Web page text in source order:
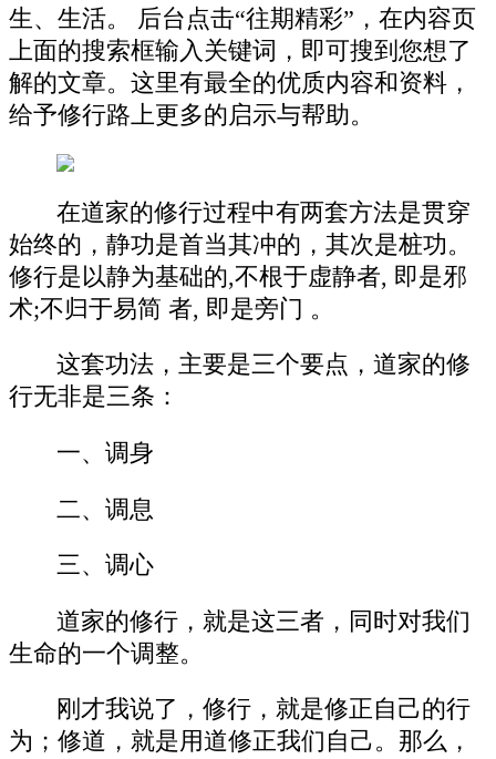
生、生活。 后台点击“往期精彩”，在内容页
上面的搜索框输入关键词，即可搜到您想了
解的文章。这里有最全的优质内容和资料，
给予修行路上更多的启示与帮助。
在道家的修行过程中有两套方法是贯穿
始终的，静功是首当其冲的，其次是桩功。
修行是以静为基础的,不根于虚静者, 即是邪
术;不归于易简 者, 即是旁门 。
这套功法，主要是三个要点，道家的修
行无非是三条：
一、调身
二、调息
三、调心
道家的修行，就是这三者，同时对我们
生命的一个调整。
刚才我说了，修行，就是修正自己的行
为；修道，就是用道修正我们自己。那么，